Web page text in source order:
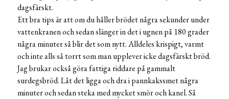
dagsfärskt.
Ett bra tips är att om du håller brödet några sekunder under
vattenkranen och sedan slänger in det i ugnen på 180 grader
några minuter så blir det som nytt. Alldeles krispigt, varmt
och inte alls så torrt som man upplever icke dagsfärskt bröd.
Jag brukar också göra fattiga riddare på gammalt
surdegsbröd. Låt det ligga och dra i pannkakssmet några
minuter och sedan steka med mycket smör och kanel. Så